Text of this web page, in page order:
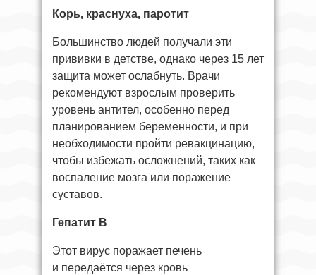
Корь, краснуха, паротит
Большинство людей получали эти
прививки в детстве, однако через 15 лет
защита может ослабнуть. Врачи
рекомендуют взрослым проверить
уровень антител, особенно перед
планированием беременности, и при
необходимости пройти ревакцинацию,
чтобы избежать осложнений, таких как
воспаление мозга или поражение
суставов.
Гепатит B
Этот вирус поражает печень
и передаётся через кровь